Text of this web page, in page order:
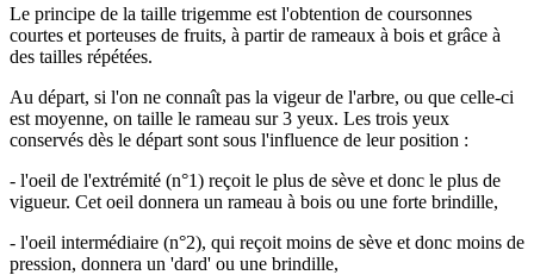
Le principe de la taille trigemme est l'obtention de coursonnes
courtes et porteuses de fruits, à partir de rameaux à bois et grâce à
des tailles répétées.
Au départ, si l'on ne connaît pas la vigeur de l'arbre, ou que celle-ci
est moyenne, on taille le rameau sur 3 yeux. Les trois yeux
conservés dès le départ sont sous l'influence de leur position :
- l'oeil de l'extrémité (n°1) reçoit le plus de sève et donc le plus de
vigueur. Cet oeil donnera un rameau à bois ou une forte brindille,
- l'oeil intermédiaire (n°2), qui reçoit moins de sève et donc moins de
pression, donnera un 'dard' ou une brindille,